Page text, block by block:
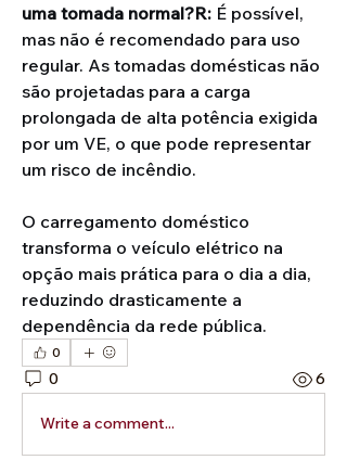
uma tomada normal?R: É possível,
mas não é recomendado para uso
regular. As tomadas domésticas não
são projetadas para a carga
prolongada de alta potência exigida
por um VE, o que pode representar
um risco de incêndio.
O carregamento doméstico
transforma o veículo elétrico na
opção mais prática para o dia a dia,
reduzindo drasticamente a
dependência da rede pública.
0
0 6
Write a comment...